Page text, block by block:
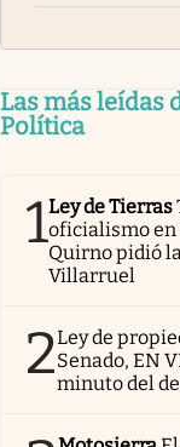
Las más leídas
Política
1Ley de Tierras
oficialismo en
Quirno pidió
Villarruel
2Ley de
Senado, EN
minuto del